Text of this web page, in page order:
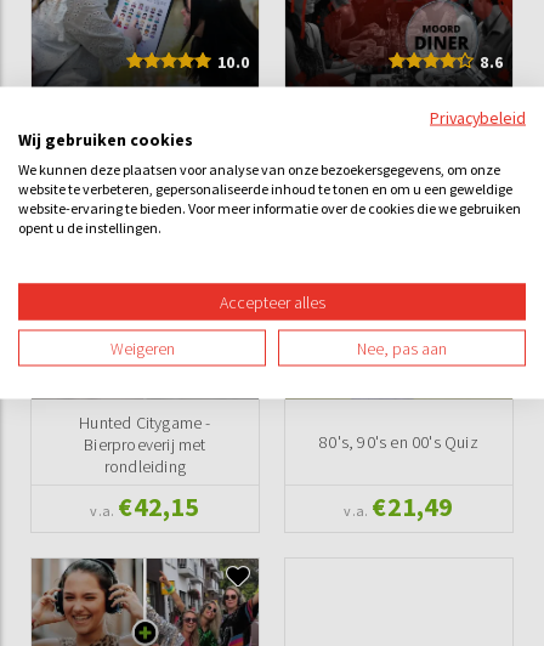
10.0
Sherlock Citygame
v.a. €21,90
8.6
Moorddiner
v.a. €55,75
Hunted Citygame -
Bierproeverij met
rondleiding
v.a. €42,15
10.0
80's, 90's en 00's Quiz
v.a. €21,49
Privacybeleid
Wij gebruiken cookies
We kunnen deze plaatsen voor analyse van onze bezoekersgegevens, om onze
website te verbeteren, gepersonaliseerde inhoud te tonen en om u een geweldige
website-ervaring te bieden. Voor meer informatie over de cookies die we gebruiken
opent u de instellingen.
Accepteer alles
Weigeren Nee, pas aan